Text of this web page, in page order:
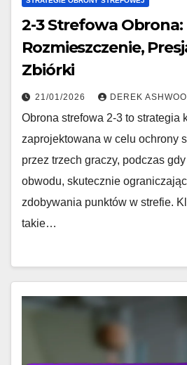
2-3 Strefowa Obrona:
Rozmieszczenie,
Zbiórki
21/01/2026 DEREK
Obrona strefowa 2-3 to strategia
zaprojektowana w celu ochrony
przez trzech graczy, podczas
obwodu, skutecznie
zdobywania punktów w strefie.
takie…